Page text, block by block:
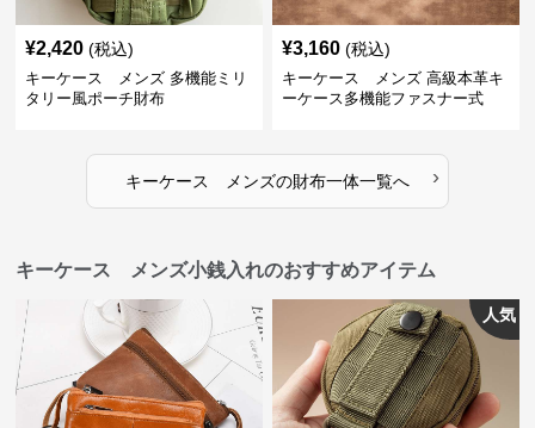
¥2,420 (税込)
キーケース メンズ 多機能ミリ
タリー風ポーチ財布
¥3,160 (税込)
キーケース メンズ 高級本革キ
ーケース多機能ファスナー式
キーケース メンズの財布一体一覧へ ›
キーケース メンズ小銭入れのおすすめアイテム
人気